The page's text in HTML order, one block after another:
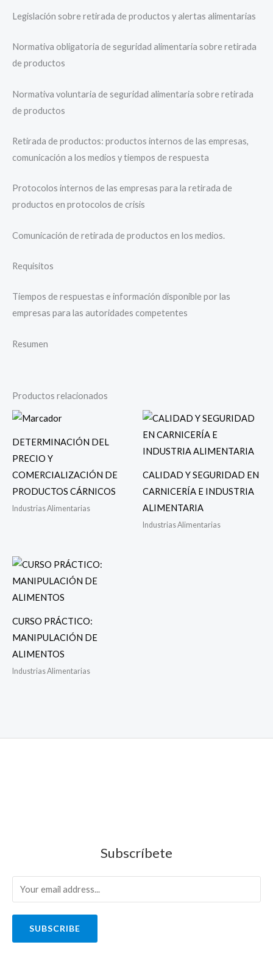
Legislación sobre retirada de productos y alertas alimentarias
Normativa obligatoria de seguridad alimentaria sobre retirada
de productos
Normativa voluntaria de seguridad alimentaria sobre retirada
de productos
Retirada de productos: productos internos de las empresas,
comunicación a los medios y tiempos de respuesta
Protocolos internos de las empresas para la retirada de
productos en protocolos de crisis
Comunicación de retirada de productos en los medios.
Requisitos
Tiempos de respuestas e información disponible por las
empresas para las autoridades competentes
Resumen
Productos relacionados
DETERMINACIÓN DEL
PRECIO Y
COMERCIALIZACIÓN DE
PRODUCTOS CÁRNICOS
Industrias Alimentarias
CALIDAD Y SEGURIDAD EN
CARNICERÍA E INDUSTRIA
ALIMENTARIA
Industrias Alimentarias
CURSO PRÁCTICO:
MANIPULACIÓN DE
ALIMENTOS
Industrias Alimentarias
Subscríbete
SUBSCRIBE